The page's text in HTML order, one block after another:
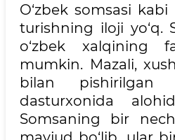
O‘zbek somsasi
turishning iloji yo‘q.
o‘zbek xalqining
mumkin. Mazali,
bilan pishirilgan
dasturxonida
Somsaning bir